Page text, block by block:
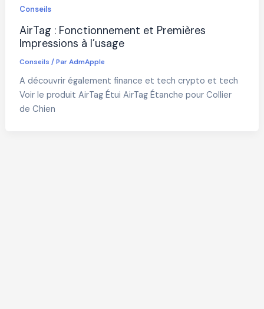
Conseils
AirTag : Fonctionnement et Premières
Impressions à l’usage
Conseils / ParAdmApple
A découvrir également finance et tech crypto et tech
Voir le produit AirTag Étui AirTag Étanche pour Collier
de Chien